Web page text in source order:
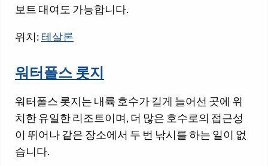
보트 대여도 가능합니다.
위치: 테살론
워터폴스 롯지
워터폴스 롯지는 내륙 호수가 길게 늘어선 곳에 위
치한 유일한 리조트이며, 더 많은 호수로의 접근성
이 뛰어나 같은 장소에서 두 번 낚시를 하는 일이 없
습니다.